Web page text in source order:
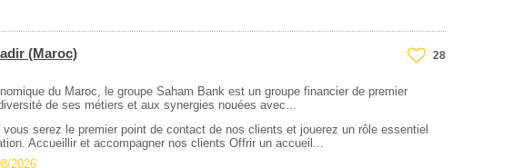
(Maroc) 28
du Maroc, le groupe Saham Bank est un groupe financier de premier
de ses métiers et aux synergies nouées avec...
serez le premier point de contact de nos clients et jouerez un rôle essentiel
Accueillir et accompagner nos clients Offrir un accueil...
2026